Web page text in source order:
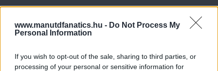
www.manutdfanatics.hu - Do Not Process My
Personal Information
If you wish to opt-out of the sale, sharing to third parties, or
processing of your personal or sensitive information for